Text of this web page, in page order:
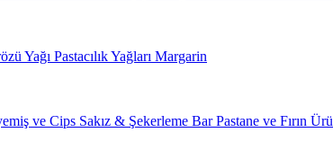
Yağı Pastacılık Yağları Margarin
ve Cips Sakız & Şekerleme BarPastane ve Fırın